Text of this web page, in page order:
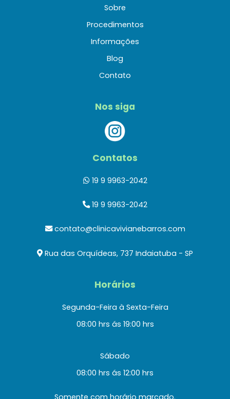
Sobre
Procedimentos
Informações
Blog
Contato
Nos siga
Contatos
19 9 9963-2042
19 9 9963-2042
contato@clinicavivianebarros.com
Rua das Orquídeas, 737 Indaiatuba - SP
Horários
Segunda-Feira à Sexta-Feira
08:00 hrs ás 19:00 hrs
Sábado
08:00 hrs ás 12:00 hrs
Somente com horário marcado.